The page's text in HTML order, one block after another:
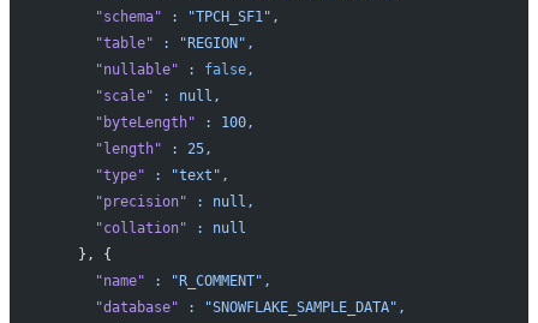
      "schema"
:
"TPCH_SF1",
      "table"
:
"REGION",
      "nullable"
: false,
      "scale"
:
null,
      "byteLength"
:
100,
      "length"
:
25,
      "type"
:
"text",
      "precision"
:
null,
      "collation"
:
null
    }, {
      "name"
:
"R_COMMENT",
      "database"
:
"SNOWFLAKE_SAMPLE_DATA",